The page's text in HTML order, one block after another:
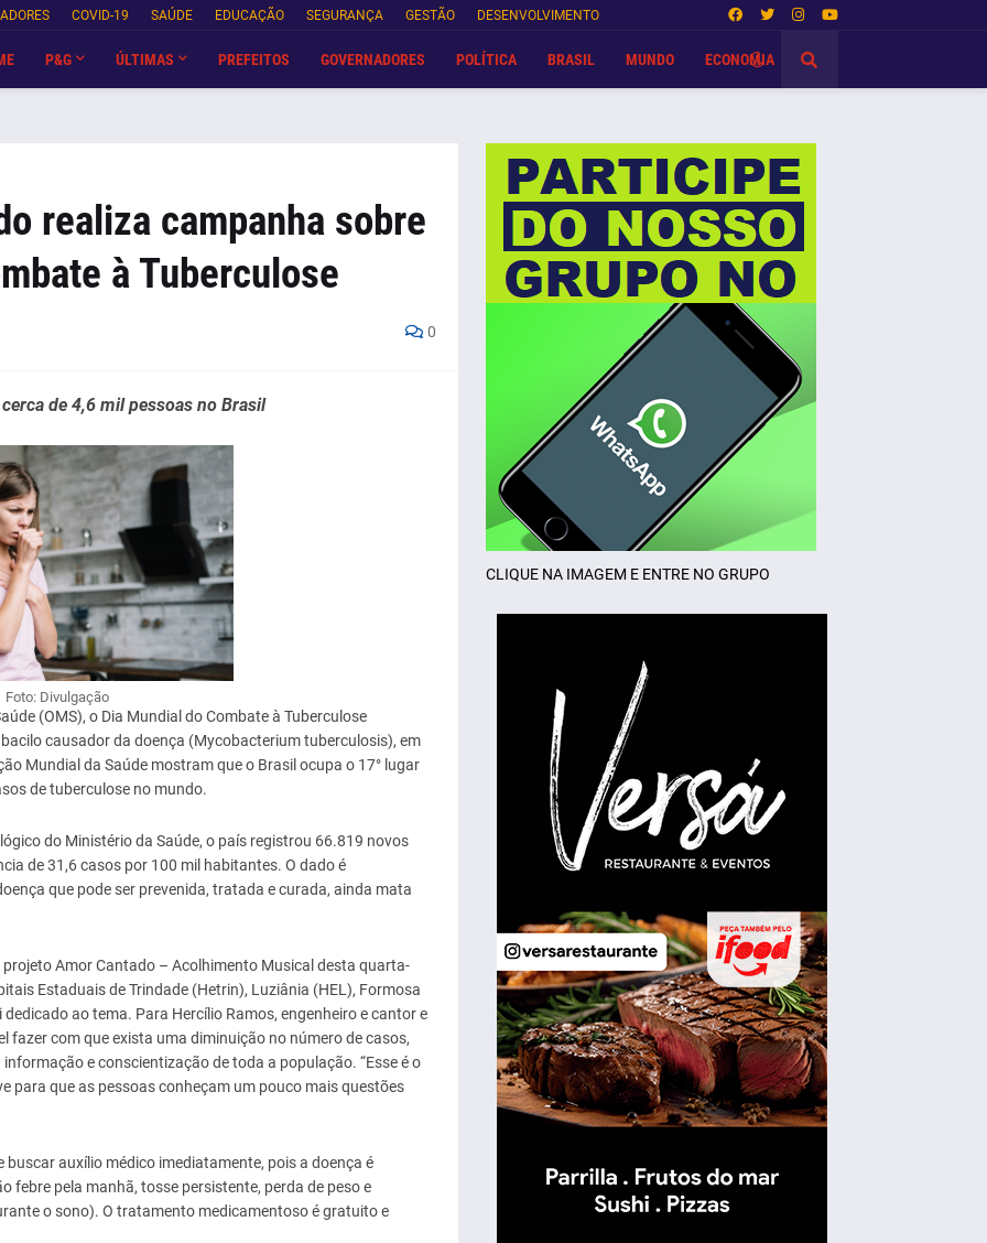
COVID-19 SAÚDE EDUCAÇÃO SEGURANÇA GESTÃO DESENVOLVIMENTO
P&G ÚLTIMAS PREFEITOS GOVERNADORES POLÍTICA BRASIL MUNDO ECONOMIA
realiza campanha sobre
à Tuberculose
0
de 4,6 mil pessoas no Brasil
Foto: Divulgação
(OMS), o Dia Mundial do Combate à Tuberculose
causador da doença (Mycobacterium tuberculosis), em
Mundial da Saúde mostram que o Brasil ocupa o 17° lugar
de tuberculose no mundo.
do Ministério da Saúde, o país registrou 66.819 novos
de 31,6 casos por 100 mil habitantes. O dado é
que pode ser prevenida, tratada e curada, ainda mata
Amor Cantado – Acolhimento Musical desta quarta-
Estaduais de Trindade (Hetrin), Luziânia (HEL), Formosa
ao tema. Para Hercílio Ramos, engenheiro e cantor e
com que exista uma diminuição no número de casos,
e conscientização de toda a população. “Esse é o
para que as pessoas conheçam um pouco mais questões
auxílio médico imediatamente, pois a doença é
pela manhã, tosse persistente, perda de peso e
o sono). O tratamento medicamentoso é gratuito e
CLIQUE NA IMAGEM E ENTRE NO GRUPO